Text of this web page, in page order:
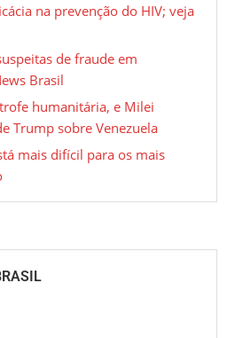
na prevenção do HIV; veja
de fraude em
Brasil
humanitária, e Milei
Trump sobre Venezuela
mais difícil para os mais